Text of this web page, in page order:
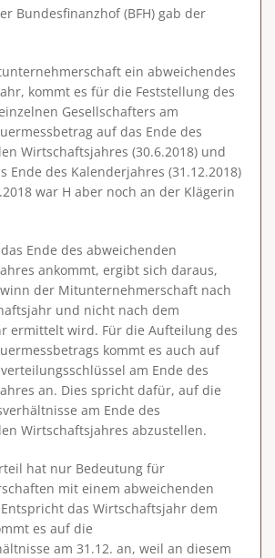
Bundesfinanzhof (BFH) gab der
ein abweichendes
kommt es für die Feststellung des
Gesellschafters am
auf das Ende des
Wirtschaftsjahres (30.6.2018) und
Ende des Kalenderjahres (31.12.2018)
war H aber noch an der Klägerin
Ende des abweichenden
ankommt, ergibt sich daraus,
der Mitunternehmerschaft nach
und nicht nach dem
ermittelt wird. Für die Aufteilung des
kommt es auch auf
am Ende des
an. Dies spricht dafür, auf die
am Ende des
Wirtschaftsjahres abzustellen.
hat nur Bedeutung für
mit einem abweichenden
das Wirtschaftsjahr dem
es auf die
am 31.12. an, weil an diesem